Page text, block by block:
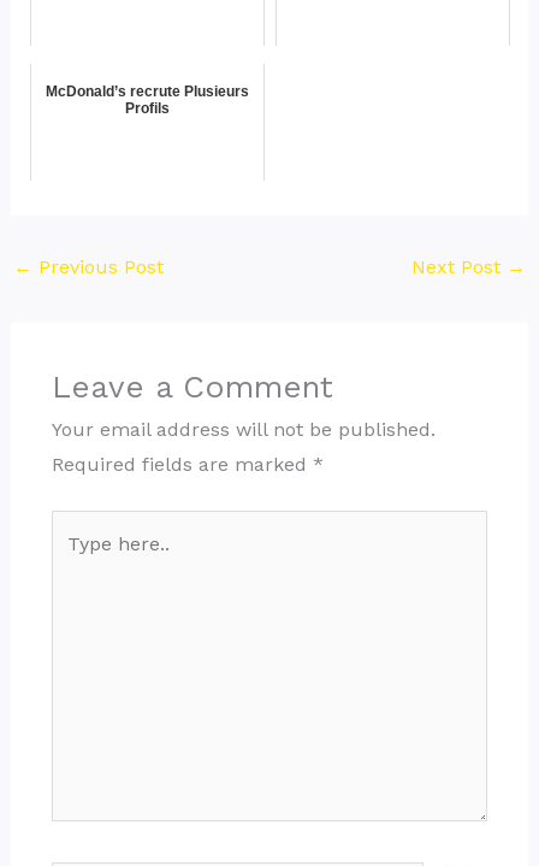
McDonald’s recrute Plusieurs
Profils
← Previous Post Next Post →
Leave a Comment
Your email address will not be published.
Required fields are marked *